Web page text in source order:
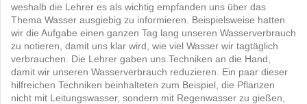
weshalb die Lehrer es als wichtig empfanden uns über das
Thema Wasser ausgiebig zu informieren. Beispielsweise hatten
wir die Aufgabe einen ganzen Tag lang unseren Wasserverbrauch
zu notieren, damit uns klar wird, wie viel Wasser wir tagtäglich
verbrauchen. Die Lehrer gaben uns Techniken an die Hand,
damit wir unseren Wasserverbrauch reduzieren. Ein paar dieser
hilfreichen Techniken beinhalteten zum Beispiel, die Pflanzen
nicht mit Leitungswasser, sondern mit Regenwasser zu gießen,